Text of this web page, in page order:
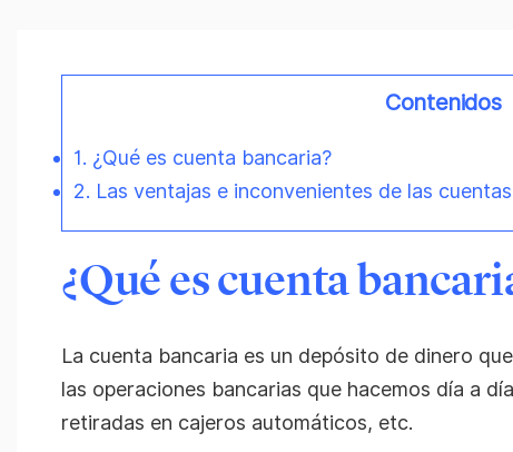
Contenidos
1. ¿Qué es cuenta bancaria?
2. Las ventajas e inconvenientes de las
¿Qué es cuenta
La cuenta bancaria es un depósito de dinero
las operaciones bancarias que hacemos día a
retiradas en cajeros automáticos, etc.